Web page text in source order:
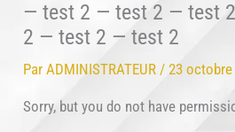
— test 2 — test 2 — test
2 — test 2 — test 2
ParADMINISTRATEUR /23 octobre
Sorry, but you do not have